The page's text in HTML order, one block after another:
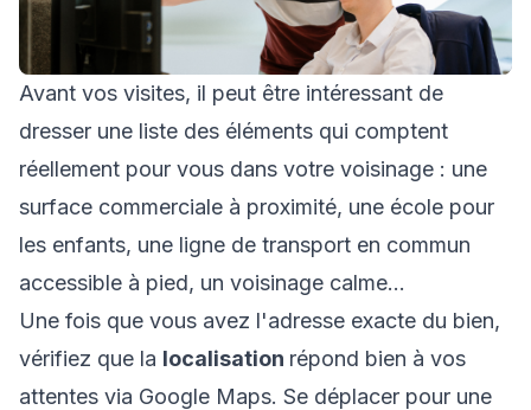
Avant vos visites, il peut être intéressant de
dresser une liste des éléments qui comptent
réellement pour vous dans votre voisinage : une
surface commerciale à proximité, une école pour
les enfants, une ligne de transport en commun
accessible à pied, un voisinage calme…
Une fois que vous avez l'adresse exacte du bien,
vérifiez que la localisation répond bien à vos
attentes via Google Maps. Se déplacer pour une